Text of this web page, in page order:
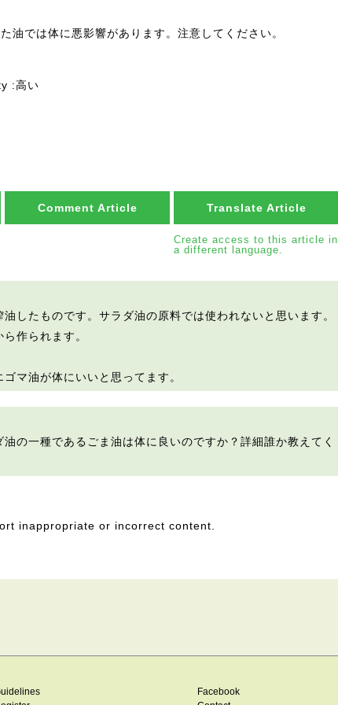
油では体に悪影響があります。注意してください。
高い
Comment Article Translate Article
Create access to this article in
a different language.
したものです。サラダ油の原料では使われないと思います。
作られます。
マ油が体にいいと思ってます。
の一種であるごま油は体に良いのですか？詳細誰か教えてく
inappropriate or incorrect content.
Facebook